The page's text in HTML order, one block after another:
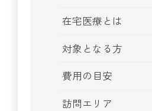
在宅医療とは
対象となる方
費用の目安
訪問エリア